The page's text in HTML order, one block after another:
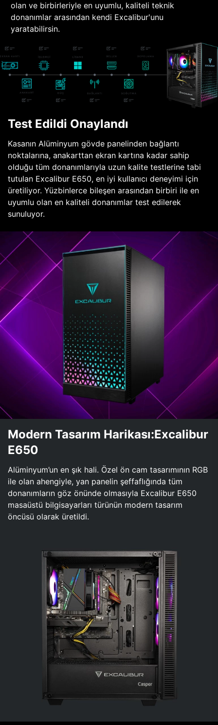
olan ve birbirleriyle en uyumlu, kaliteli teknik
donanımlar arasından kendi Excalibur'unu
yaratabilirsin.
Test Edildi Onaylandı
Kasanın Alüminyum gövde panelinden bağlantı
noktalarına, anakarttan ekran kartına kadar sahip
olduğu tüm donanımlarıyla uzun kalite testlerine tabi
tutulan Excalibur E650, en iyi kullanıcı deneyimi için
üretiliyor. Yüzbinlerce bileşen arasından birbiri ile en
uyumlu olan en kaliteli donanımlar test edilerek
sunuluyor.
Modern Tasarım Harikası:Excalibur
E650
Alüminyum’un en şık hali. Özel ön cam tasarımının RGB
ile olan ahengiyle, yan panelin şeffaflığında tüm
donanımların göz önünde olmasıyla Excalibur E650
masaüstü bilgisayarları türünün modern tasarım
öncüsü olarak üretildi.